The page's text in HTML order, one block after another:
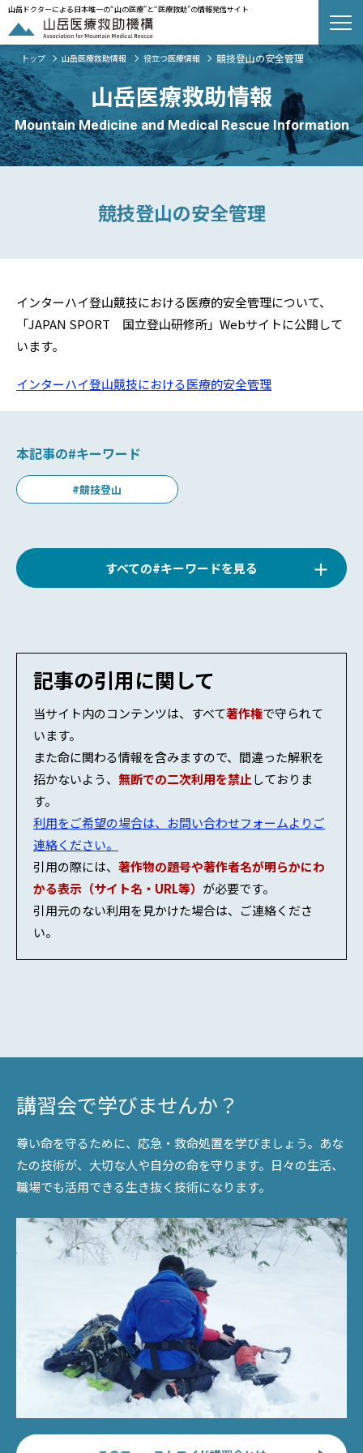
山岳ドクターによる日本唯一の“山の医療”と“医療救助”の情報発信サイト
トップ 山岳医療救助情報 役立つ医療情報 競技登山の安全管理
山岳医療救助情報
Mountain Medicine and Medical Rescue Information
競技登山の安全管理
インターハイ登山競技における医療的安全管理について、
「JAPAN SPORT 国立登山研修所」Webサイトに公開して
います。
インターハイ登山競技における医療的安全管理
本記事の#キーワード
#競技登山
すべての#キーワードを見る
#低体温症 #湯たんぽ
#避難所・災害
#DKシェルター #凍傷
#火山 #低体温症ラッピング
#熱中症 #ダイアモックス
#3SABCDE #AED
#雪目
記事の引用に関して
当サイト内のコンテンツは、すべて著作権で守られて
います。
また命に関わる情報を含みますので、間違った解釈を
招かないよう、 無断での二次利用を禁止しておりま
す。
利用をご希望の場合は、お問い合わせフォームよりご
連絡ください。
引用の際には、 著作物の題号や著作者名が明らかにわ
かる表示（サイト名・URL等） が必要です。
引用元のない利用を見かけた場合は、ご連絡くださ
い。
講習会で学びませんか？
尊い命を守るために、応急・救命処置を学びましょう。あな
たの技術が、大切な人や自分の命を守ります。日々の生活、
職場でも活用できる生き抜く技術になります。